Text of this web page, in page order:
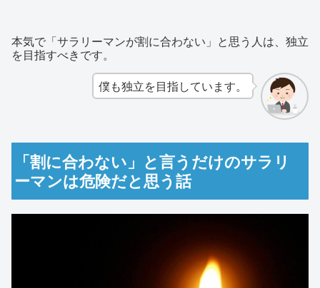
本気で「サラリーマンが割に合わない」と思う人は、独立
を目指すべきです。
僕も独立を目指しています。
「割に合わない」と言うだけのサラリ
ーマンは危険だと思う話